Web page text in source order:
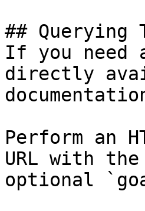
## Querying
If you need
directly
Perform an
URL with
optional